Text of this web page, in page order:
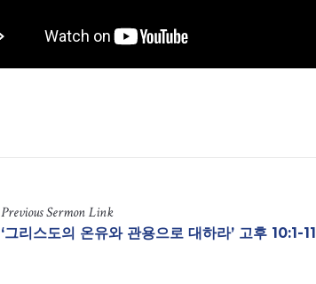
PreviousSermonLink
‘그리스도의 온유와 관용으로 대하라’ 고후 10:1-11